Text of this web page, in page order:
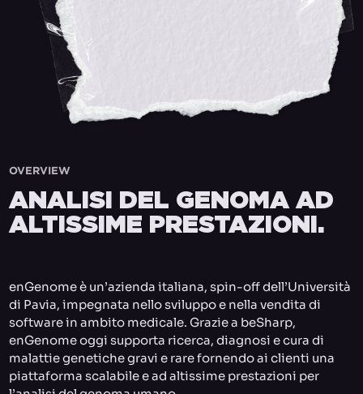
OVERVIEW
ANALISI DEL GENOMA AD
ALTISSIME PRESTAZIONI.
enGenome è un’azienda italiana, spin-off dell’Università
di Pavia, impegnata nello sviluppo e nella vendita di
software in ambito medicale. Grazie a beSharp,
enGenome oggi supporta ricerca, diagnosi e cura di
malattie genetiche gravi e rare fornendo ai clienti una
piattaforma scalabile e ad altissime prestazioni per